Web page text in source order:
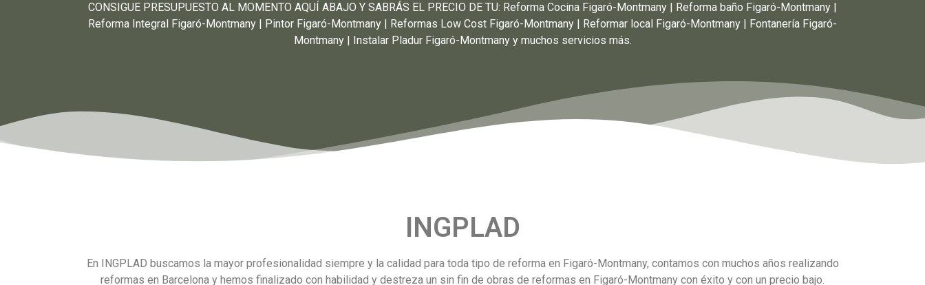
CONSIGUE PRESUPUESTO AL MOMENTO AQUÍ ABAJO Y SABRÁS EL PRECIO DE TU: Reforma Cocina Figaró-Montmany | Reforma baño Figaró-Montmany |
Reforma Integral Figaró-Montmany | Pintor Figaró-Montmany | Reformas Low Cost Figaró-Montmany | Reformar local Figaró-Montmany | Fontanería Figaró-
Montmany | Instalar Pladur Figaró-Montmany y muchos servicios más.
INGPLAD
En INGPLAD buscamos la mayor profesionalidad siempre y la calidad para toda tipo de reforma en Figaró-Montmany, contamos con muchos años realizando
reformas en Barcelona y hemos finalizado con habilidad y destreza un sin fin de obras de reformas en Figaró-Montmany con éxito y con un precio bajo.